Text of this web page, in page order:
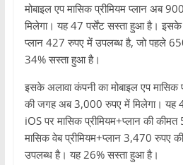
मोबाइल एप मासिक प्रीमियम प्लान अब
मिलेगा। यह 47 पर्सेंट सस्ता हुआ है। इसके
प्लान 427 रुपए में उपलब्ध है, जो पहले
34% सस्ता हुआ है।
इसके अलावा कंपनी का मोबाइल एप
की जगह अब 3,000 रुपए में मिलेगा। यह
iOS पर मासिक प्रीमियम+प्लान की
मासिक वेब प्रीमियम+प्लान 3,470 रुपए
उपलब्ध है। यह 26% सस्ता हुआ है।